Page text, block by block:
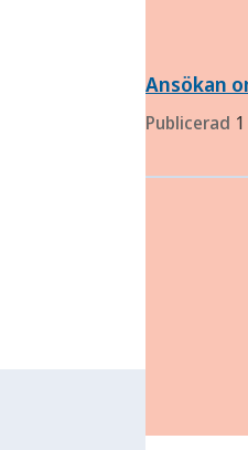
Ansökan
Publicerad